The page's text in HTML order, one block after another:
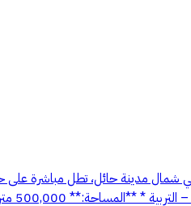
شمال مدينة حائل، تطل مباشرة على